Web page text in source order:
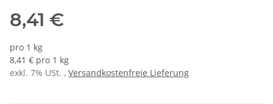
8,41 €
pro 1 kg
8,41 € pro 1 kg
exkl. 7% USt. , Versandkostenfreie Lieferung